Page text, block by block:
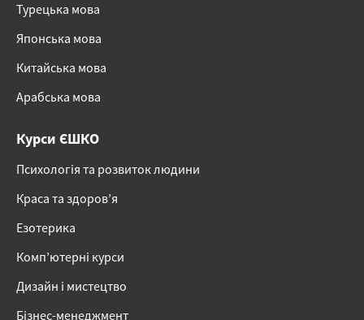
Турецька мова
Японська мова
Китайська мова
Арабська мова
Курси ЄШКО
Психологія та розвиток людини
Краса та здоров’я
Езотерика
Комп’ютерні курси
Дизайн і мистецтво
Бізнес-менеджмент